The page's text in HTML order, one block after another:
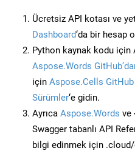
Ücretsiz API kotası ve
Dashboard‘da bir hesap
Python kaynak kodu için
Aspose.Words
için Aspose.Cells GitHub
Sürümler‘e gidin.
Ayrıca Aspose.Words ve
Swagger tabanlı API
bilgi edinmek için